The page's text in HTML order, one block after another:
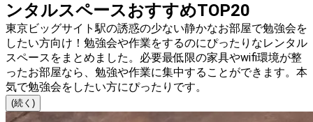
ンタルスペースおすすめTOP20
東京ビッグサイト駅の誘惑の少ない静かなお部屋で勉強会を
したい方向け！勉強会や作業をするのにぴったりなレンタル
スペースをまとめました。必要最低限の家具やwifi環境が整
ったお部屋なら、勉強や作業に集中することができます。本
気で勉強会をしたい方にぴったりです。
(続く)